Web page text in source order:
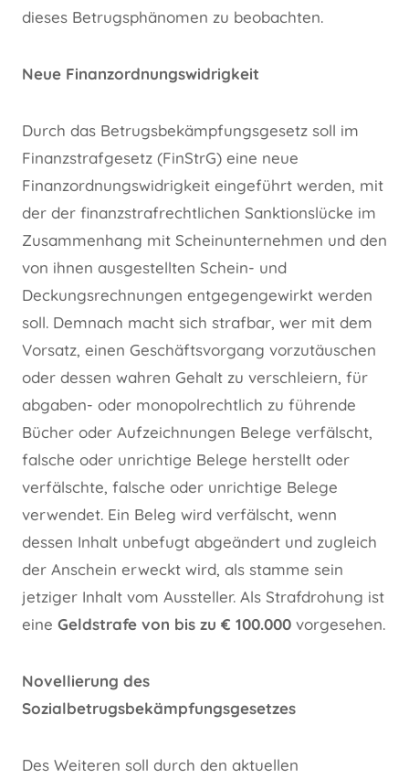
dieses Betrugsphänomen zu beobachten.
Neue Finanzordnungswidrigkeit
Durch das Betrugsbekämpfungsgesetz soll im
Finanzstrafgesetz (FinStrG) eine neue
Finanzordnungswidrigkeit eingeführt werden, mit
der der finanzstrafrechtlichen Sanktionslücke im
Zusammenhang mit Scheinunternehmen und den
von ihnen ausgestellten Schein- und
Deckungsrechnungen entgegengewirkt werden
soll. Demnach macht sich strafbar, wer mit dem
Vorsatz, einen Geschäftsvorgang vorzutäuschen
oder dessen wahren Gehalt zu verschleiern, für
abgaben- oder monopolrechtlich zu führende
Bücher oder Aufzeichnungen Belege verfälscht,
falsche oder unrichtige Belege herstellt oder
verfälschte, falsche oder unrichtige Belege
verwendet. Ein Beleg wird verfälscht, wenn
dessen Inhalt unbefugt abgeändert und zugleich
der Anschein erweckt wird, als stamme sein
jetziger Inhalt vom Aussteller. Als Strafdrohung ist
eine Geldstrafe von bis zu € 100.000 vorgesehen.
Novellierung des
Sozialbetrugsbekämpfungsgesetzes
Des Weiteren soll durch den aktuellen